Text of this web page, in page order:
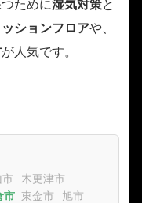
ために湿気対策と
ッションフロアや、
が人気です。
木更津市
市 東金市
旭市